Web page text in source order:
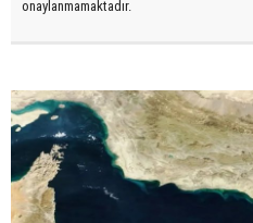
onaylanmamaktadır.